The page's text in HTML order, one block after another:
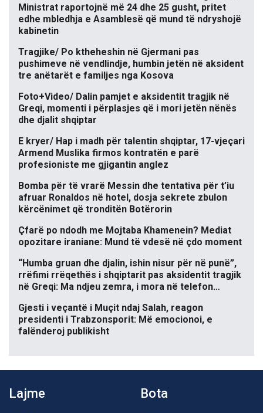
Ministrat raportojnë më 24 dhe 25 gusht, pritet
edhe mbledhja e Asamblesë që mund të ndryshojë
kabinetin
Tragjike/ Po ktheheshin në Gjermani pas
pushimeve në vendlindje, humbin jetën në aksident
tre anëtarët e familjes nga Kosova
Foto+Video/ Dalin pamjet e aksidentit tragjik në
Greqi, momenti i përplasjes që i mori jetën nënës
dhe djalit shqiptar
E kryer/ Hap i madh për talentin shqiptar, 17-vjeçari
Armend Muslika firmos kontratën e parë
profesioniste me gjigantin anglez
Bomba për të vrarë Messin dhe tentativa për t’iu
afruar Ronaldos në hotel, dosja sekrete zbulon
kërcënimet që tronditën Botërorin
Çfarë po ndodh me Mojtaba Khamenein? Mediat
opozitare iraniane: Mund të vdesë në çdo moment
“Humba gruan dhe djalin, ishin nisur për në punë”,
rrëfimi rrëqethës i shqiptarit pas aksidentit tragjik
në Greqi: Ma ndjeu zemra, i mora në telefon…
Gjesti i veçantë i Muçit ndaj Salah, reagon
presidenti i Trabzonsporit: Më emocionoi, e
falënderoj publikisht
Lajme Bota